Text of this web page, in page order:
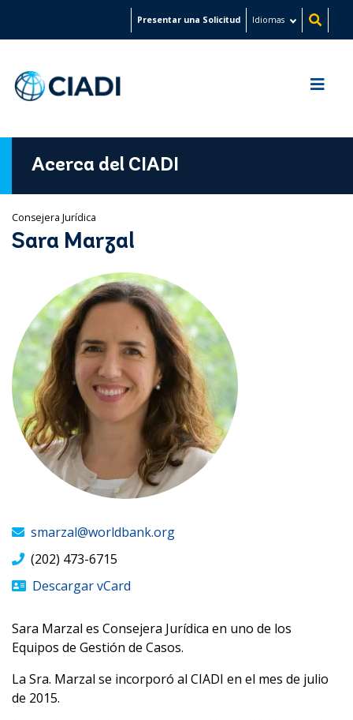
Presentar una Solicitud Idiomas
Acerca del CIADI
​Consejera Jurídica
Sara Marzal
Sara Marzal es Consejera Jurídica en uno de los
Equipos de Gestión de Casos.
La Sra. Marzal se incorporó al CIADI en el mes de julio
de 2015.
smarzal@worldbank.org
(202) 473-6715
Descargar vCard